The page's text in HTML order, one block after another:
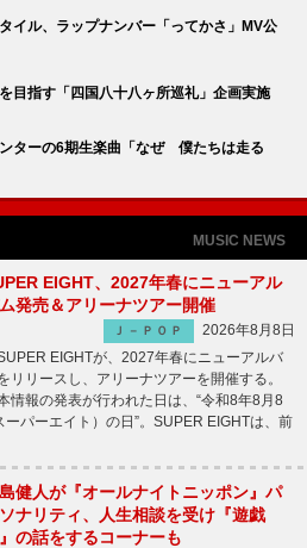
イル、ラップナンバー「ってかさ」MV公
目指す「四国八十八ヶ所巡礼」企画実施
ターの6期生楽曲「なぜ 僕たちは走る
MUSIC NEWS
EIGHT、2027年春にニューアル
発売＆アリーナツアー開催
Ｊ－ＰＯＰ
2026年8月8日
EIGHTが、2027年春にニューアルバ
リリースし、アリーナツアーを開催する。
情報の発表が行われた日は、“令和8年8月8
ーパーエイト）の日”。SUPER EIGHTは、前
健人が『オールナイトニッポン』パ
ナリティ、人生相談を受け『遊戯
の話をするコーナーも